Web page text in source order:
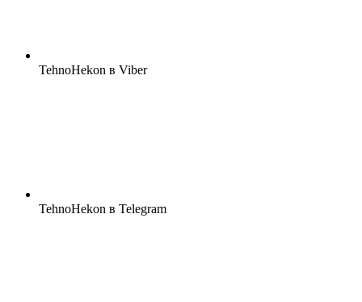
TehnoHekon в Viber
TehnoHekon в Telegram